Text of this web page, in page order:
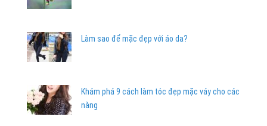
Làm sao để mặc đẹp với áo da?
Khám phá 9 cách làm tóc đẹp mặc váy cho các
nàng